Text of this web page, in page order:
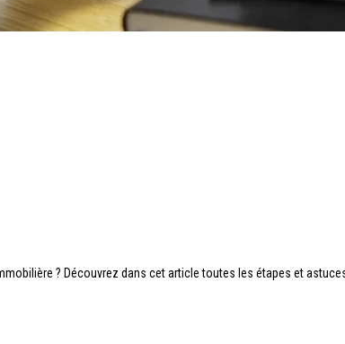
? Découvrez dans cet article toutes les étapes et